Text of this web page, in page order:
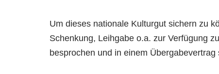
Um dieses nationale Kulturgut sichern zu
Schenkung, Leihgabe o.a. zur Verfügung
besprochen und in einem